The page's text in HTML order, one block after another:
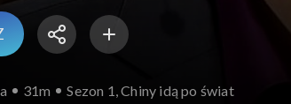
31m Sezon 1, Chiny idą po świat